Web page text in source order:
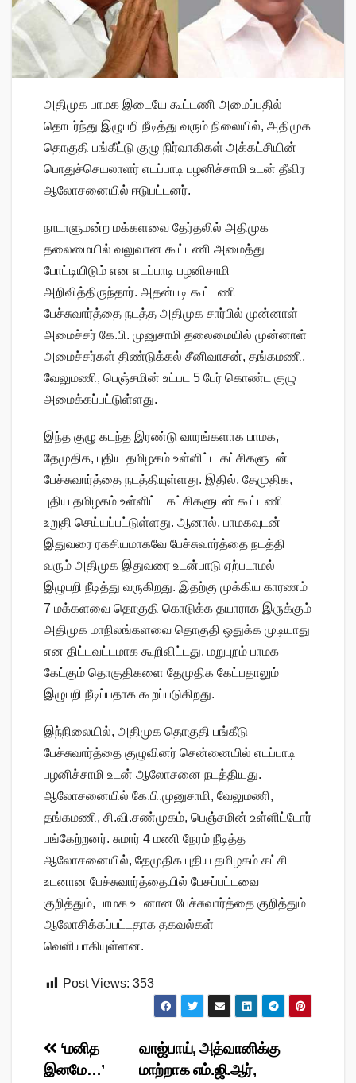
அதிமுக பாமக இடையே கூட்டணி அமைப்பதில்
தொடர்ந்து இழுபறி நீடித்து வரும் நிலையில், அதிமுக
தொகுதி பங்கீட்டு குழு நிர்வாகிகள் அக்கட்சியின்
பொதுச்செயலாளர் எடப்பாடி பழனிச்சாமி உடன் தீவிர
ஆலோசனையில் ஈடுபட்டனர்.
நாடாளுமன்ற மக்களவை தேர்தலில் அதிமுக
தலைமையில் வலுவான கூட்டணி அமைத்து
போட்டியிடும் என எடப்பாடி பழனிசாமி
அறிவித்திருந்தார். அதன்படி கூட்டணி
பேச்சுவார்த்தை நடத்த அதிமுக சார்பில் முன்னாள்
அமைச்சர் கே.பி. முனுசாமி தலைமையில் முன்னாள்
அமைச்சர்கள் திண்டுக்கல் சீனிவாசன், தங்கமணி,
வேலுமணி, பெஞ்சமின் உட்பட 5 பேர் கொண்ட குழு
அமைக்கப்பட்டுள்ளது.
இந்த குழு கடந்த இரண்டு வாரங்களாக பாமக,
தேமுதிக, புதிய தமிழகம் உள்ளிட்ட கட்சிகளுடன்
பேச்சுவார்த்தை நடத்தியுள்ளது. இதில், தேமுதிக,
புதிய தமிழகம் உள்ளிட்ட கட்சிகளுடன் கூட்டணி
உறுதி செய்யப்பட்டுள்ளது. ஆனால், பாமகவுடன்
இதுவரை ரகசியமாகவே பேச்சுவார்த்தை நடத்தி
வரும் அதிமுக இதுவரை உடன்பாடு ஏற்படாமல்
இழுபறி நீடித்து வருகிறது. இதற்கு முக்கிய காரணம்
7 மக்களவை தொகுதி கொடுக்க தயாராக இருக்கும்
அதிமுக மாநிலங்களவை தொகுதி ஒதுக்க முடியாது
என திட்டவட்டமாக கூறிவிட்டது. மறுபுறம் பாமக
கேட்கும் தொகுதிகளை தேமுதிக கேட்பதாலும்
இழுபறி நீடிப்பதாக கூறப்படுகிறது.
இந்நிலையில், அதிமுக தொகுதி பங்கீடு
பேச்சுவார்த்தை குழுவினர் சென்னையில் எடப்பாடி
பழனிச்சாமி உடன் ஆலோசனை நடத்தியது.
ஆலோசனையில் கே.பி.முனுசாமி, வேலுமணி,
தங்கமணி, சி.வி.சண்முகம், பெஞ்சமின் உள்ளிட்டோர்
பங்கேற்றனர். சுமார் 4 மணி நேரம் நீடித்த
ஆலோசனையில், தேமுதிக புதிய தமிழகம் கட்சி
உடனான பேச்சுவார்த்தையில் பேசப்பட்டவை
குறித்தும், பாமக உடனான பேச்சுவார்த்தை குறித்தும்
ஆலோசிக்கப்பட்டதாக தகவல்கள்
வெளியாகியுள்ளன.
Post Views: 353
Post
வாஜ்பாய், அத்வானிக்கு
மாற்றாக எம்.ஜி.ஆர்,
‘மனித
இனமே…’